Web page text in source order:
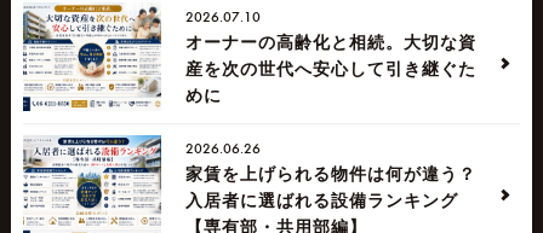
2026.07.10
オーナーの高齢化と相続。大切な資
産を次の世代へ安心して引き継ぐた
めに
2026.06.26
家賃を上げられる物件は何が違う？
入居者に選ばれる設備ランキング
【専有部・共用部編】